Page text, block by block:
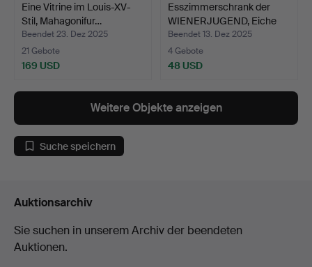
Eine Vitrine im Louis-XV-
Stil, Mahagonifur…
Beendet 23. Dez 2025
21 Gebote
169 USD
Esszimmerschrank der
WIENERJUGEND, Eiche
m…
Beendet 13. Dez 2025
4 Gebote
48 USD
Weitere Objekte anzeigen
Suche speichern
Auktionsarchiv
Sie suchen in unserem Archiv der beendeten
Auktionen.